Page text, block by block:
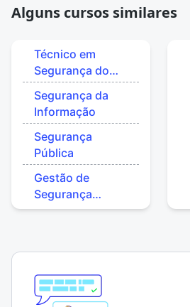
Alguns cursos similares
Técnico em
Segurança do
Trabalho
Segurança da
Informação
Segurança
Pública
Gestão de
Segurança
Privada